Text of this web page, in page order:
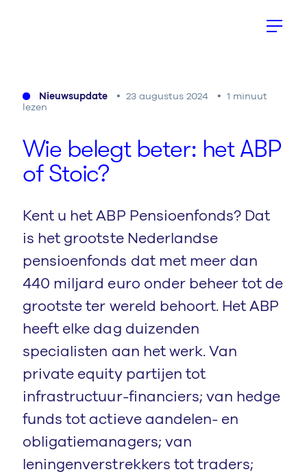
Nieuwsupdate 23 augustus 2024
1 minuut
lezen
Wie belegt beter: hetABP
of Stoic?
Kent u het ABP Pensioenfonds? Dat
is het grootste Nederlandse
pensioenfonds dat met meer dan
440 miljard euro onder beheer tot de
grootste ter wereld behoort. Het ABP
heeft elke dag duizenden
specialisten aan het werk. Van
private equity partijen tot
infrastructuur-financiers; van hedge
funds tot actieve aandelen- en
obligatiemanagers; van
leningenverstrekkers tot traders;